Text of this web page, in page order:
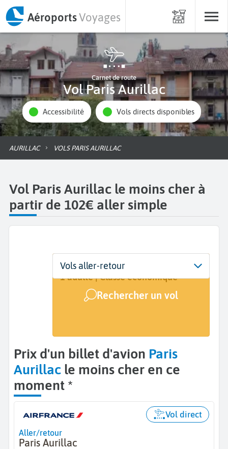
AéroportsVoyages
Carnet de route
Vol Paris Aurillac
Accessibilité Vols directs disponibles
AURILLAC VOLS PARIS AURILLAC
Vol Paris Aurillac le moins cher à
partir de 102€ aller simple
Départ
Paris (PAR)
Dates
21 août - 28 août
Voyageurs | Classe
1 adulte | Classe économique
Rechercher un vol
Vols aller-retour
Prix d'un billet d'avion Paris
Aurillac le moins cher en ce
moment *
Aller/retour
Paris Aurillac
Vol direct